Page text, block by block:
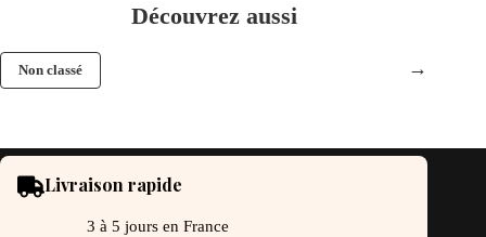
45.90 €.
18.90 €.Découvrez aussi
Non classé →
Livraison rapide
3 à 5 jours en France